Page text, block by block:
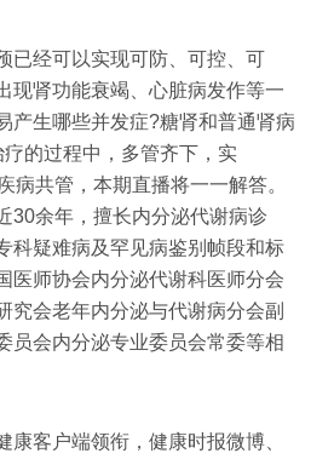
已经可以实现可防、可控、可
现肾功能衰竭、心脏病发作等一
产生哪些并发症?糖肾和普通肾病
的过程中，多管齐下，实
病共管，本期直播将一一解答。
30余年，擅长内分泌代谢病诊
科疑难病及罕见病鉴别帧段和标
医师协会内分泌代谢科医师分会
究会老年内分泌与代谢病分会副
员会内分泌专业委员会常委等相
康客户端领衔，健康时报微博、